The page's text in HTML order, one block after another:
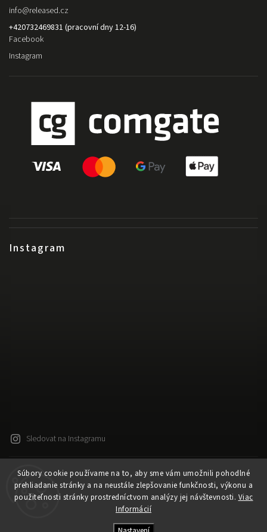
Súbory cookie používame na to, aby sme vám umožnili pohodlné
prehliadanie stránky a na neustále zlepšovanie funkčnosti, výkonu a
použiteľnosti stránky prostredníctvom analýzy jej návštevnosti. Viac
Informácií
Instagram
Sledovat na Instagramu
info@released.cz
+420732469831 (pracovní dny 12-16)
Facebook
Instagram
Vytvořil Shoptet
Copyright 2026Released. Všechna práva vyhrazena.
Upravit nastavení cookies
Shoptet| Design